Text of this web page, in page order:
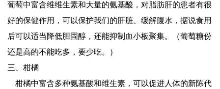
葡萄中富含维维生素和大量的氨基酸，对脂肪肝的患者有很
好的保健作用，可以保护我们的肝脏、缓解腹水，据说食用
后可以适当降低胆固醇，还能抑制血小板聚集。（葡萄糖份
还是高的不能吃多，要少吃。）
三、柑橘
柑橘中富含多种氨基酸和维生素，可以促进人体的新陈代